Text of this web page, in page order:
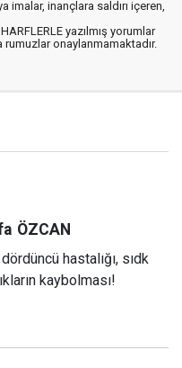
imalar, inançlara saldırı içeren,
yazılmış yorumlar
rumuzlar onaylanmamaktadır.
ÖZCAN
dördüncü hastalığı, sıdk
kaybolması!